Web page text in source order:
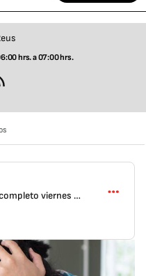
hrs. a 07:00 hrs.
Negocios W | Programa completo viernes 7 de agosto